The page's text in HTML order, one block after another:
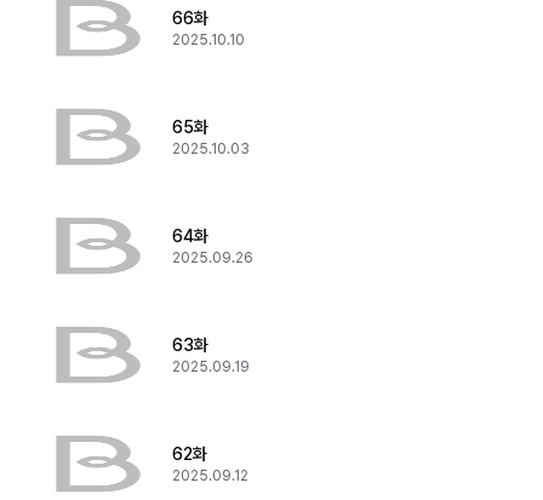
66화
2025.10.10
65화
2025.10.03
64화
2025.09.26
63화
2025.09.19
62화
2025.09.12